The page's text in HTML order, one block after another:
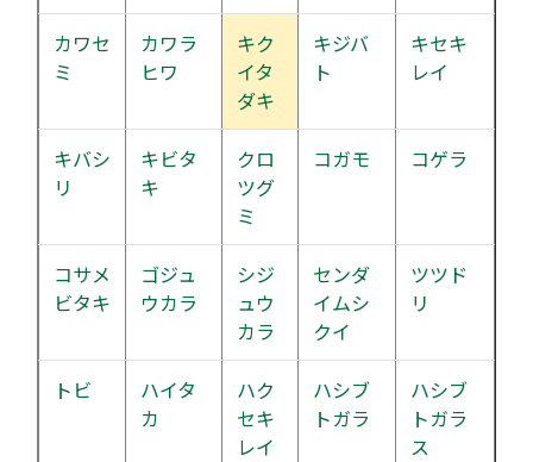
カワセ
ミ
カワラ
ヒワ
キク
イタ
ダキ
キジバ
ト
キセキ
レイ
キバシ
リ
キビタ
キ
クロ
ツグ
ミ
コガモ コゲラ
コサメ
ビタキ
ゴジュ
ウカラ
シジ
ュウ
カラ
センダ
イムシ
クイ
ツツド
リ
トビ
ハイタ
カ
ハク
セキ
レイ
ハシブ
トガラ
ハシブ
トガラ
ス